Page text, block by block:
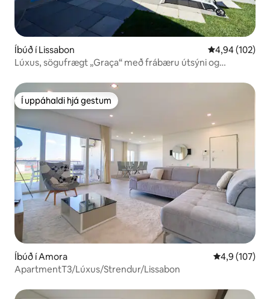
Íbúð í Lissabon 4,94 af 5 í
4,94 (102)
Lúxus, sögufrægt „Graça“ með frábæru útsýni og
Í uppáhaldi hjá gestum
Í uppáhaldi hjá gestum
Íbúð í Amora 4,9 af 5 í
4,9 (107)
ApartmentT3/Lúxus/Strendur/Lissabon